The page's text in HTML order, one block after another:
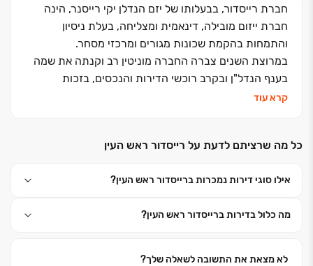
חברת רייסדור, בבעלותו של יזם הנדלן יקי רייסנר, הינה
חברת ייזום מובילה, דינאמית ומצליחה, בעלת ניסיון
והתמחות בהקמת שכונות מגורים ומרכזי מסחר.
במרוצת השנים צברה החברה מוניטין רב וקנתה את שמה
בענף הנדל"ן ובקרב רוכשי הדירות והנכסים, בזכות
העוצמה, החדשנות, האמינות והעובדה כי כל פרויקט של
מאות מיליוני שקלים – שכונות מגורים הכוללות פיתוח
רייסדור חרטה על דגלה להגשים ללקוחותיה את השאיפה
העתידיים כמו גם הקיימים, מתהדר במכלול יתרונות, החל
משמעותי, דרך סטנדרט בנייה מוקפד ועד לשירות האישי
קרא עוד
כל מה שרציתם לדעת על רייסדור ראש העין
אילו סוגי דירות נמכרות ברייסדור ראש העין?
מה כלול בדירות ברייסדור ראש העין?
לא מצאת את התשובה לשאלה שלך?